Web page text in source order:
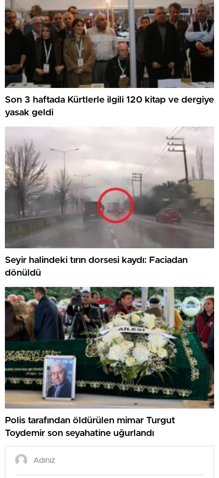
Son 3 haftada Kürtlerle ilgili 120 kitap ve dergiye
yasak geldi
Seyir halindeki tırın dorsesi kaydı: Faciadan
dönüldü
Polis tarafından öldürülen mimar Turgut
Toydemir son seyahatine uğurlandı